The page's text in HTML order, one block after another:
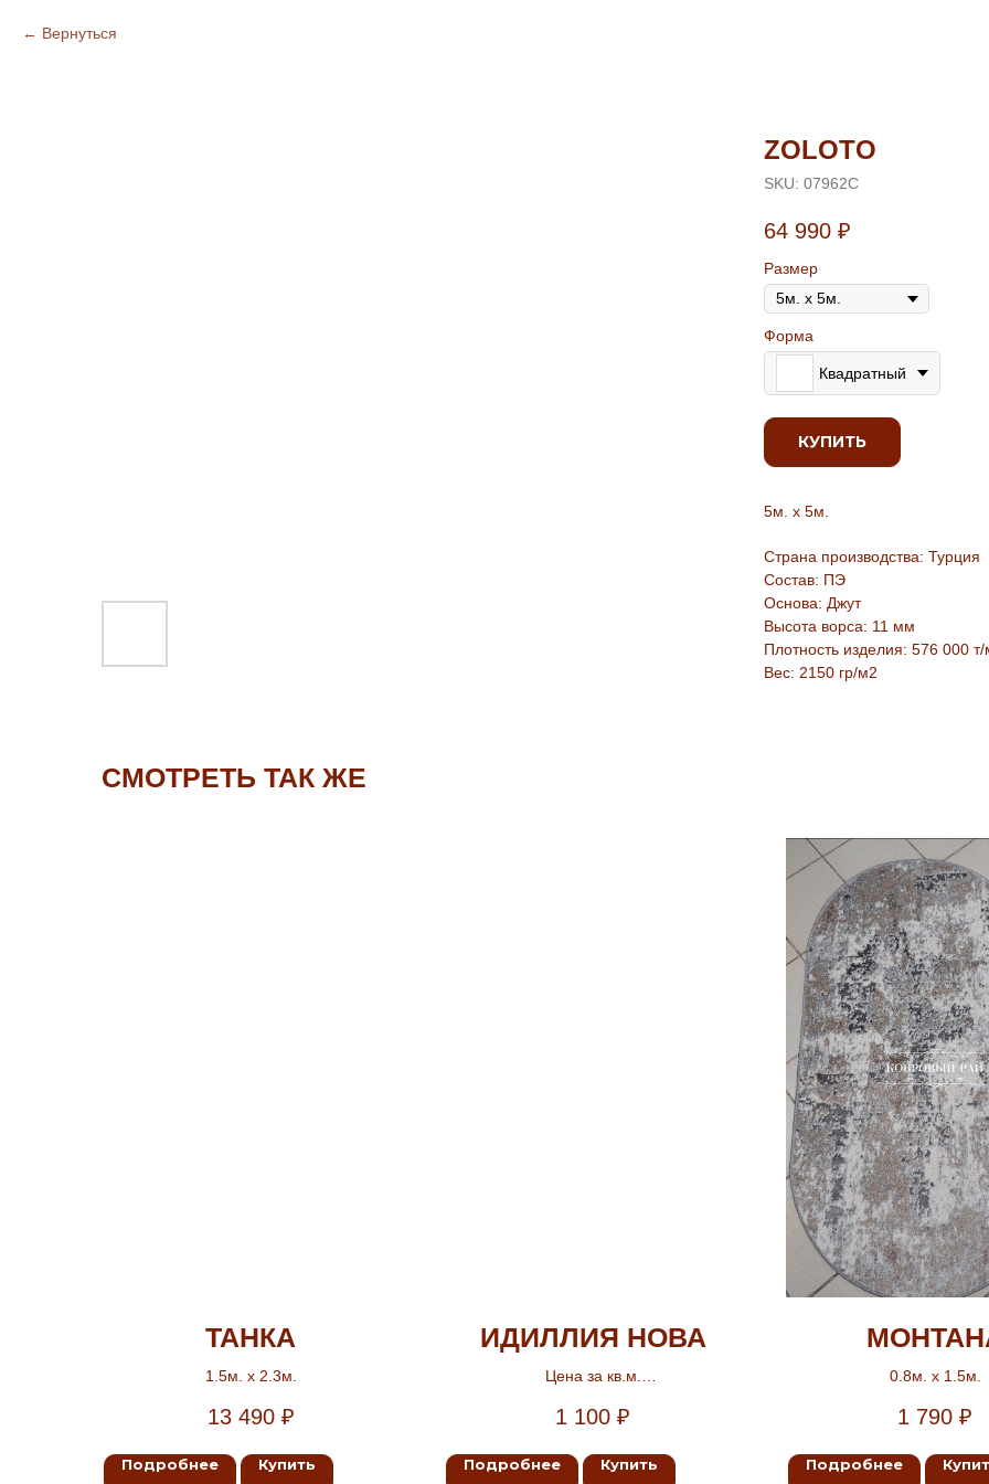
Вернуться
ZOLOTO
SKU: 07962С
64 990 ₽
Размер
Форма
Квадратный
КУПИТЬ
5м. х 5м.
Страна производства: Турция
Состав: ПЭ
Основа: Джут
Высота ворса: 11 мм
Плотность изделия: 576 000
Вес: 2150 гр/м2
СМОТРЕТЬ ТАК ЖЕ
ТАНКА
1.5м. х 2.3м.
13 490 ₽
Подробнее Купить
ИДИЛЛИЯ НОВА
Цена за кв.м.
1 100 ₽
Подробнее Купить
0.8м. х 1.5м.
1 790 ₽
Подробнее